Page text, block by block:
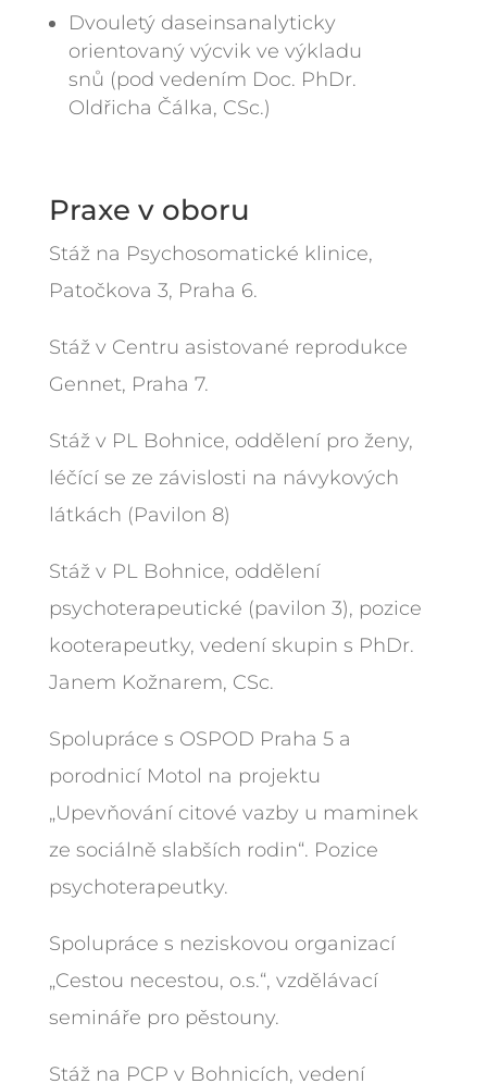
Dvouletý daseinsanalyticky
orientovaný výcvik ve výkladu
snů (pod vedením Doc. PhDr.
Oldřicha Čálka, CSc.)
Praxe v oboru
Stáž na Psychosomatické klinice,
Patočkova 3, Praha 6.
Stáž v Centru asistované reprodukce
Gennet, Praha 7.
Stáž v PL Bohnice, oddělení pro ženy,
léčící se ze závislosti na návykových
látkách (Pavilon 8)
Stáž v PL Bohnice, oddělení
psychoterapeutické (pavilon 3), pozice
kooterapeutky, vedení skupin s PhDr.
Janem Kožnarem, CSc.
Spolupráce s OSPOD Praha 5 a
porodnicí Motol na projektu
„Upevňování citové vazby u maminek
ze sociálně slabších rodin“. Pozice
psychoterapeutky.
Spolupráce s neziskovou organizací
„Cestou necestou, o.s.“, vzdělávací
semináře pro pěstouny.
Stáž na PCP v Bohnicích, vedení